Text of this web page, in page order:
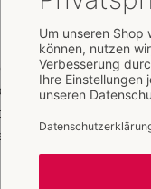
von Tenga mit
starke
sich in der
mit dem jeweils